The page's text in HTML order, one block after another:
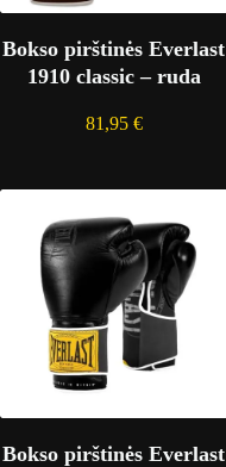
Bokso pirštinės Everlast
1910 classic – ruda
81,95 €
Bokso pirštinės Everlast